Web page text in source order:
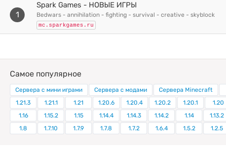
1
Spark Games - НОВЫЕ ИГРЫ
bedwars - annihilation - fighting - survival - creative - skyblock
mc.sparkgames.ru
Самое популярное
Сервера с мини играми Сервера с модами Сервера Minecraft
1.21.3
1.21.1 1.21 1.20.6 1.20.4 1.20.2 1.20.1 1.20
1.16
1.15.2 1.15 1.14.4 1.14.3 1.14.2 1.14 1.13.2
1.8
1.7.10 1.7.9 1.7.8 1.7.2 1.6.4 1.5.2 1.2.5